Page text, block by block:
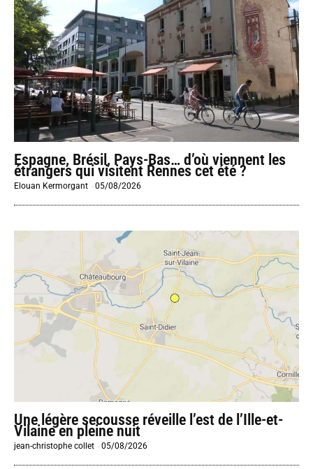
Espagne, Brésil, Pays-Bas… d’où viennent les
étrangers qui visitent Rennes cet été ?
Elouan Kermorgant -05/08/2026
Une légère secousse réveille l’est de l’Ille-et-
Vilaine en pleine nuit
jean-christophe collet -05/08/2026